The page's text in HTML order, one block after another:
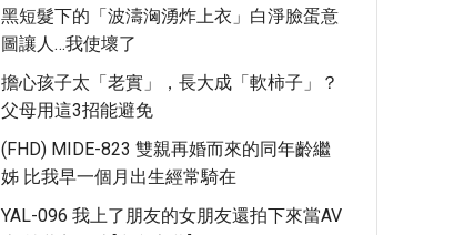
黑短髮下的「波濤洶湧炸上衣」白淨臉蛋意
圖讓人…我使壞了
擔心孩子太「老實」，長大成「軟柿子」？
父母用這3招能避免
(FHD) MIDE-823 雙親再婚而來的同年齡繼
姊 比我早一個月出生經常騎在
YAL-096 我上了朋友的女朋友還拍下來當AV